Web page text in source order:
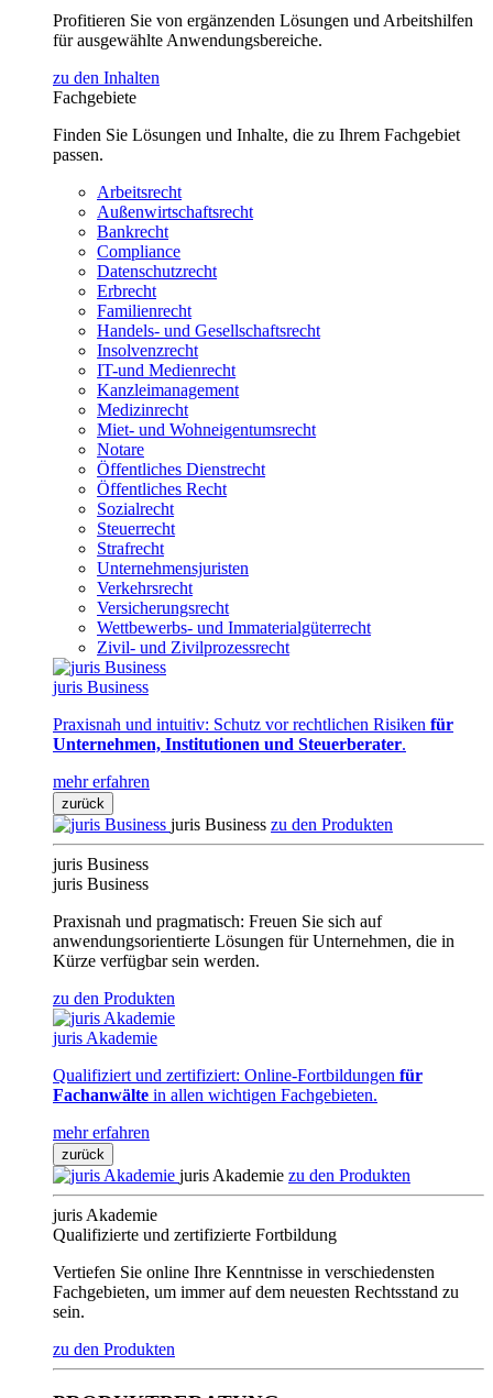
Profitieren Sie von ergänzenden Lösungen und Arbeitshilfen
für ausgewählte Anwendungsbereiche.
zu den Inhalten
Fachgebiete
Finden Sie Lösungen und Inhalte, die zu Ihrem Fachgebiet
passen.
Arbeitsrecht
Außenwirtschaftsrecht
Bankrecht
Compliance
Datenschutzrecht
Erbrecht
Familienrecht
Handels- und Gesellschaftsrecht
Insolvenzrecht
IT-und Medienrecht
Kanzleimanagement
Medizinrecht
Miet- und Wohneigentumsrecht
Notare
Öffentliches Dienstrecht
Öffentliches Recht
Sozialrecht
Steuerrecht
Strafrecht
Unternehmensjuristen
Verkehrsrecht
Versicherungsrecht
Wettbewerbs- und Immaterialgüterrecht
Zivil- und Zivilprozessrecht
juris Business
Praxisnah und intuitiv: Schutz vor rechtlichen Risiken für
Unternehmen, Institutionen und Steuerberater.
mehr erfahren
zurück
juris Business zu den Produkten
juris Business
juris Business
Praxisnah und pragmatisch: Freuen Sie sich auf
anwendungsorientierte Lösungen für Unternehmen, die in
Kürze verfügbar sein werden.
zu den Produkten
juris Akademie
Qualifiziert und zertifiziert: Online-Fortbildungen für
Fachanwälte in allen wichtigen Fachgebieten.
mehr erfahren
zurück
juris Akademie zu den Produkten
juris Akademie
Qualifizierte und zertifizierte Fortbildung
Vertiefen Sie online Ihre Kenntnisse in verschiedensten
Fachgebieten, um immer auf dem neuesten Rechtsstand zu
sein.
zu den Produkten